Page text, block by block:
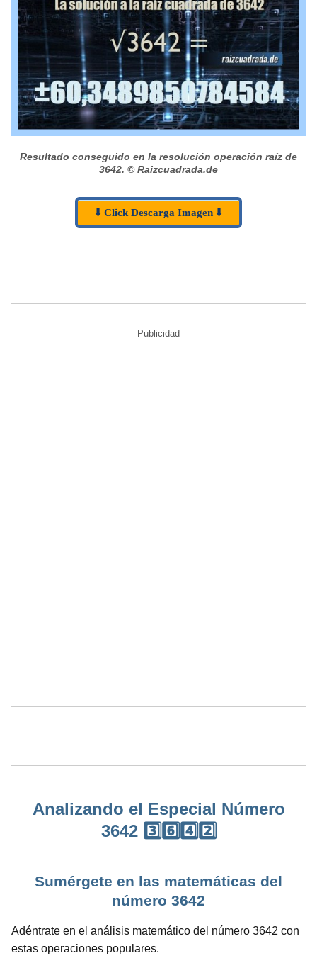
Resultado conseguido en la resolución operación raíz de
3642. © Raizcuadrada.de
⬇️ Click Descarga Imagen ⬇️
Publicidad
Analizando el Especial Número
3642 3️⃣6️⃣4️⃣2️⃣
Sumérgete en las matemáticas del
número 3642
Adéntrate en el análisis matemático del número 3642 con
estas operaciones populares.